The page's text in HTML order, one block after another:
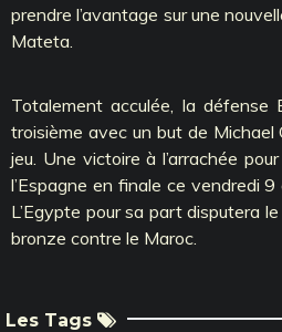
prendre l’avantage sur une
Mateta.
Totalement acculée, la défense
troisième avec un but de
jeu. Une victoire à l’arrachée
l’Espagne en finale ce vendredi
L’Egypte pour sa part disputera
bronze contre le Maroc.
Les Tags